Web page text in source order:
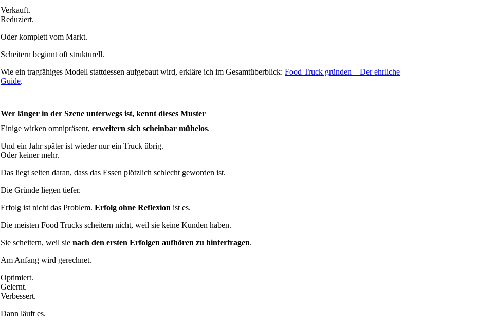
Verkauft.
Reduziert.
Oder komplett vom Markt.
Scheitern beginnt oft strukturell.
Wie ein tragfähiges Modell stattdessen aufgebaut wird, erkläre ich im Gesamtüberblick: Food Truck gründen – Der ehrliche
Guide.
Wer länger in der Szene unterwegs ist, kennt dieses Muster
Einige wirken omnipräsent, erweitern sich scheinbar mühelos.
Und ein Jahr später ist wieder nur ein Truck übrig.
Oder keiner mehr.
Das liegt selten daran, dass das Essen plötzlich schlecht geworden ist.
Die Gründe liegen tiefer.
Erfolg ist nicht das Problem. Erfolg ohne Reflexion ist es.
Die meisten Food Trucks scheitern nicht, weil sie keine Kunden haben.
Sie scheitern, weil sie nach den ersten Erfolgen aufhören zu hinterfragen.
Am Anfang wird gerechnet.
Optimiert.
Gelernt.
Verbessert.
Dann läuft es.